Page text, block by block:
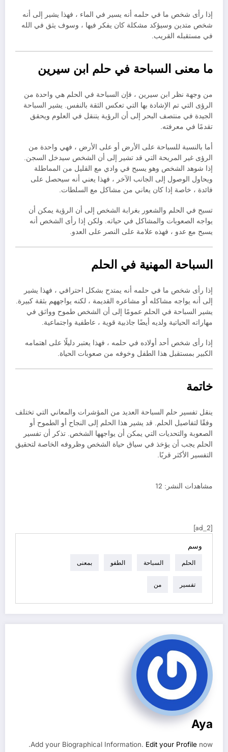
إذا رأى شخص ما في حلمه أنه يسير في الماء ، فهذا يشير إلى أنه
شخص متدين وسيؤكد مشكلة كان يفكر فيها ، وسوف يثق في الله
في مستقبله القريب.
ما معنى السباحة في حلم ابن سيرين
من وجهة نظر ابن سيرين ، فإن السباحة في الحلم هي واحدة من
الرؤى التي تم الإشادة بها التي تعكس الثقة بالنفس. يشير السباحة
الجيدة في منتصف البحر إلى أن الرؤية يتنقل في العلوم ويحقق
تقدمًا في معرفته.
أما بالنسبة للسباحة على الأرض أو على الأرض ، فهي واحدة من
الرؤى غير المريحة التي قد تشير إلى أن الشخص سيدخل السجن.
إذا شوهد الشخص وهو يسبح في وادي مع القليل من المماطلة
ويحاول الوصول إلى الجانب الآخر ، فهذا يعني أنه سيحصل على
فائدة ، خاصة إذا كان يعاني من مشاكل مع السلطات.
تسبح في الحلم والشعور بغرابة الشخص إلى أن الرؤية يمكن أن
يواجه الصعوبات والمشاكل في حياته. ولكن إذا رأى الشخص أنه
يسبح مع عدو ، فهذه علامة على النصر على العدو.
السباحة المهنية في الحلم
إذا رأى شخص ما في حلمه أنه يمتدح بشكل احترافي ، فهذا يشير
إلى أنه يواجه مشاكله أو مشاعره القديمة ، لكنه يواجههم بثقة كبيرة.
يشير السباحة في الحلم عمومًا إلى أن الشخص طموح وواثق في
مهاراته الحياتية ولديه أيضًا جاذبية قوية ، عاطفية واجتماعية.
إذا رأى شخص أحد أولاده في حلمه ، فهذا يعتبر دليلًا على اهتمامه
الكبير بمستقبل هذا الطفل وخوفه من صعوبات الحياة.
خاتمة
ينقل تفسير حلم السباحة العديد من المؤشرات والمعاني التي تختلف
وفقًا لتفاصيل الحلم. قد يشير هذا الحلم إلى النجاح أو الطموح أو
الصعوبة والتحديات التي يمكن أن يواجهها الشخص. تذكر أن تفسير
الحلم يجب أن يؤخذ في سياق حياة الشخص وظروفه الخاصة لتحقيق
التفسير الأكثر قربًا.
مشاهدات النشر: 12
[ad_2]
وسم
الحلم السباحة الطفو بمعنى
تفسير من
Aya
Add your Biographical Information. Edit your Profile now.